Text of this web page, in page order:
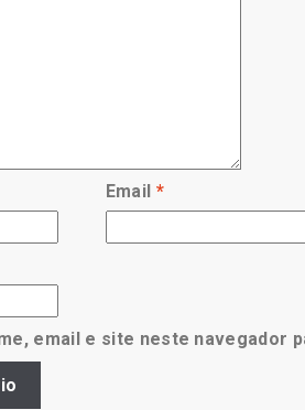
Email *
email e site neste navegador